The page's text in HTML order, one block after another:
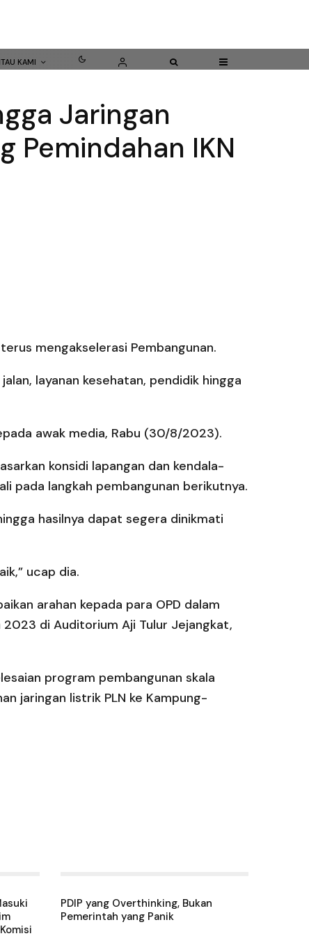
KAMI
Jaringan
Pemindahan IKN
mengakselerasi Pembangunan.
layanan kesehatan, pendidik hingga
awak media, Rabu (30/8/2023).
konsidi lapangan dan kendala-
pada langkah pembangunan berikutnya.
hasilnya dapat segera dinikmati
ucap dia.
arahan kepada para OPD dalam
di Auditorium Aji Tulur Jejangkat,
program pembangunan skala
jaringan listrik PLN ke Kampung-
PDIP yang Overthinking, Bukan
Pemerintah yang Panik